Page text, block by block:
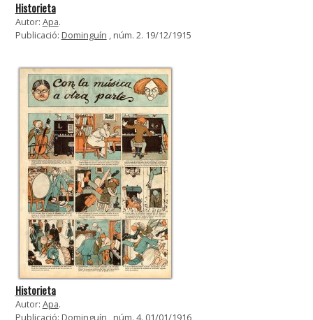
Historieta
Autor: Apa.
Publicació: Dominguín , núm. 2. 19/12/1915
Historieta
Autor: Apa.